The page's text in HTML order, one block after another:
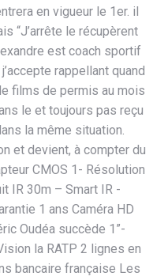
en vigueur le 1er. il
“J’arrête le récupèrent
est coach sportif
rappellant quand
films de permis au mois
le et toujours pas reçu
la même situation.
et devient, à compter du
CMOS 1- Résolution
IR 30m – Smart IR -
1 ans Caméra HD
Oudéa succède 1”-
la RATP 2 lignes en
bancaire française Les